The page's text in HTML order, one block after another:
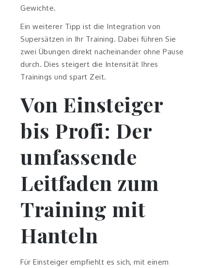
Gewichte.
Ein weiterer Tipp ist die Integration von
Supersätzen in Ihr Training. Dabei führen Sie
zwei Übungen direkt nacheinander ohne Pause
durch. Dies steigert die Intensität Ihres
Trainings und spart Zeit.
Von Einsteiger
bis Profi: Der
umfassende
Leitfaden zum
Training mit
Hanteln
Für Einsteiger empfiehlt es sich, mit einem